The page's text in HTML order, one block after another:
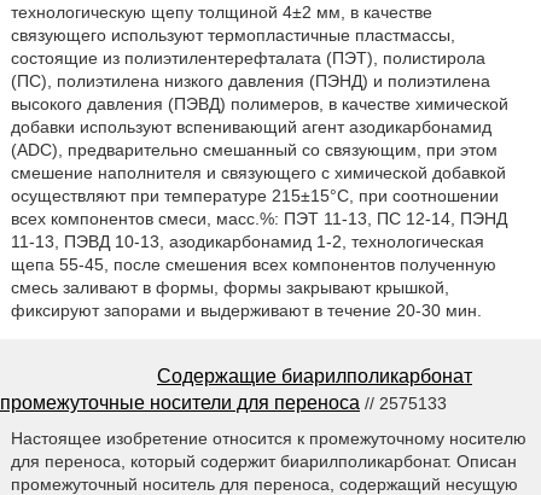
технологическую щепу толщиной 4±2 мм, в качестве
связующего используют термопластичные пластмассы,
состоящие из полиэтилентерефталата (ПЭТ), полистирола
(ПС), полиэтилена низкого давления (ПЭНД) и полиэтилена
высокого давления (ПЭВД) полимеров, в качестве химической
добавки используют вспенивающий агент азодикарбонамид
(ADC), предварительно смешанный со связующим, при этом
смешение наполнителя и связующего с химической добавкой
осуществляют при температуре 215±15°C, при соотношении
всех компонентов смеси, масс.%: ПЭТ 11-13, ПС 12-14, ПЭНД
11-13, ПЭВД 10-13, азодикарбонамид 1-2, технологическая
щепа 55-45, после смешения всех компонентов полученную
смесь заливают в формы, формы закрывают крышкой,
фиксируют запорами и выдерживают в течение 20-30 мин.
Содержащие биарилполикарбонат
промежуточные носители для переноса // 2575133
Настоящее изобретение относится к промежуточному носителю
для переноса, который содержит биарилполикарбонат. Описан
промежуточный носитель для переноса, содержащий несущую